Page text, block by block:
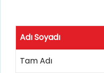
Adı Soyadı
Tam Adı